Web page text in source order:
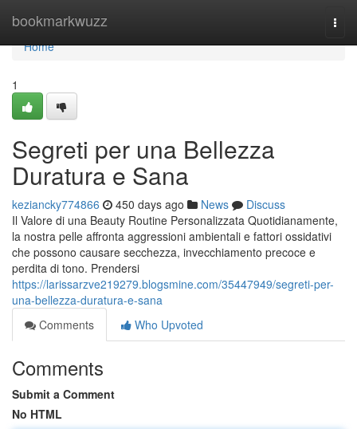
bookmarkwuzz
Home
Home
1
Segreti per una Bellezza
Duratura e Sana
keziancky774866 450 days ago News
Discuss
Il Valore di una Beauty Routine Personalizzata Quotidianamente,
la nostra pelle affronta aggressioni ambientali e fattori ossidativi
che possono causare secchezza, invecchiamento precoce e
perdita di tono. Prendersi
https://larissarzve219279.blogsmine.com/35447949/segreti-per-
una-bellezza-duratura-e-sana
Comments
Who Upvoted
Comments
Submit a Comment
No HTML